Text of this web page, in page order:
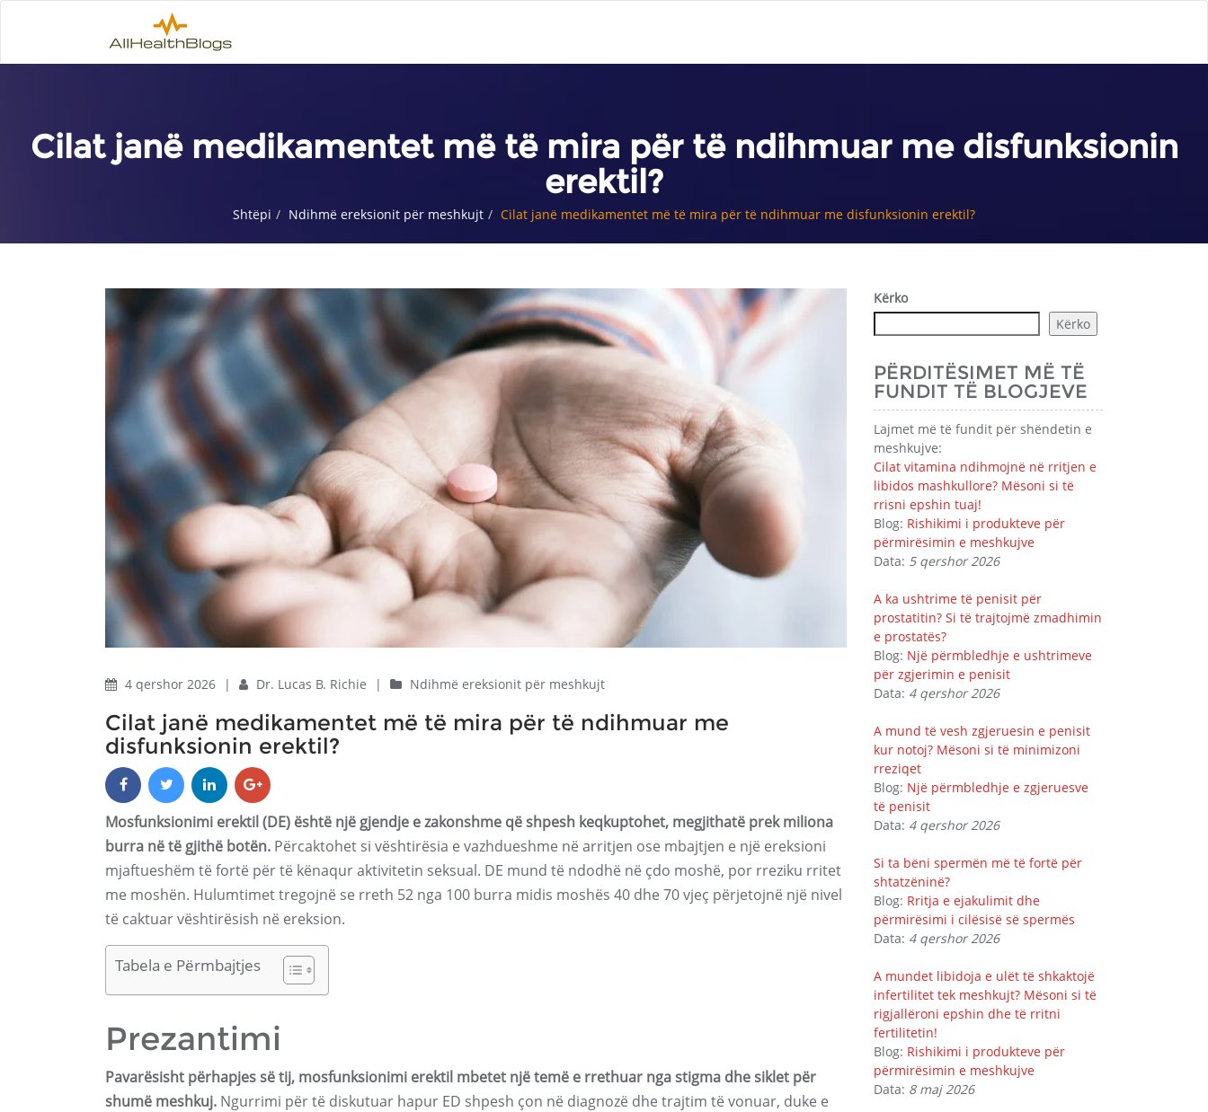
Cilat janë medikamentet më të mira për të ndihmuar me disfunksionin
erektil?
Shtëpi Ndihmë ereksionit për meshkujt Cilat janë medikamentet më të mira për të ndihmuar me disfunksionin erektil?
4 qershor 2026 | Dr. Lucas B. Richie | Ndihmë ereksionit për meshkujt
Cilat janë medikamentet më të mira për të ndihmuar me
disfunksionin erektil?
Mosfunksionimi erektil (DE) është një gjendje e zakonshme që shpesh keqkuptohet, megjithatë prek miliona
burra në të gjithë botën. Përcaktohet si vështirësia e vazhdueshme në arritjen ose mbajtjen e një ereksioni
mjaftueshëm të fortë për të kënaqur aktivitetin seksual. DE mund të ndodhë në çdo moshë, por rreziku rritet
me moshën. Hulumtimet tregojnë se rreth 52 nga 100 burra midis moshës 40 dhe 70 vjeç përjetojnë një nivel
të caktuar vështirësish në ereksion.
Tabela e Përmbajtjes
Prezantimi
Pavarësisht përhapjes së tij, mosfunksionimi erektil mbetet një temë e rrethuar nga stigma dhe siklet për
shumë meshkuj. Ngurrimi për të diskutuar hapur ED shpesh çon në diagnozë dhe trajtim të vonuar, duke e
Kërko
Kërko
PËRDITËSIMET MË TË
FUNDIT TË BLOGJEVE
Lajmet më të fundit për shëndetin e
meshkujve:
Cilat vitamina ndihmojnë në rritjen e
libidos mashkullore? Mësoni si të
rrisni epshin tuaj!
Blog: Rishikimi i produkteve për
përmirësimin e meshkujve
Data: 5 qershor 2026
A ka ushtrime të penisit për
prostatitin? Si të trajtojmë zmadhimin
e prostatës?
Blog: Një përmbledhje e ushtrimeve
për zgjerimin e penisit
Data: 4 qershor 2026
A mund të vesh zgjeruesin e penisit
kur notoj? Mësoni si të minimizoni
rreziqet
Blog: Një përmbledhje e zgjeruesve
të penisit
Data: 4 qershor 2026
Si ta bëni spermën më të fortë për
shtatzëninë?
Blog: Rritja e ejakulimit dhe
përmirësimi i cilësisë së spermës
Data: 4 qershor 2026
A mundet libidoja e ulët të shkaktojë
infertilitet tek meshkujt? Mësoni si të
rigjallëroni epshin dhe të rritni
fertilitetin!
Blog: Rishikimi i produkteve për
përmirësimin e meshkujve
Data: 8 maj 2026